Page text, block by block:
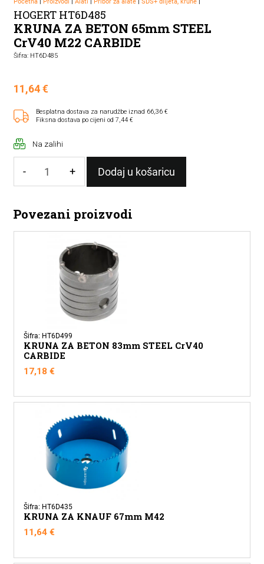
HOGERT HT6D485
KRUNA ZA BETON 65mm STEEL
CrV40 M22 CARBIDE
Šifra: HT6D485
11,64€
Besplatna dostava za narudžbe iznad 66,36 €
Fiksna dostava po cijeni od 7,44 €
Na zalihi
-
BETON
65mm
+ Dodaj u košaricu
Povezani proizvodi
Šifra: HT6D499
KRUNA ZA BETON 83mm STEEL CrV40
CARBIDE
17,18€
Šifra: HT6D435
KRUNA ZA KNAUF 67mm M42
11,64€